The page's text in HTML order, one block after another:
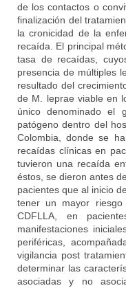
de los contactos o
finalización del
la cronicidad de la
recaída. El principal
tasa de recaídas,
presencia de múltiples
resultado del
de M. leprae viable en
único denominado el
patógeno dentro del
Colombia, donde se
recaídas clínicas en
tuvieron una recaída
éstos, se dieron antes
pacientes que al inicio
tener un mayor riesgo
CDFLLA, en
manifestaciones
periféricas,
vigilancia post
determinar las
asociadas y no